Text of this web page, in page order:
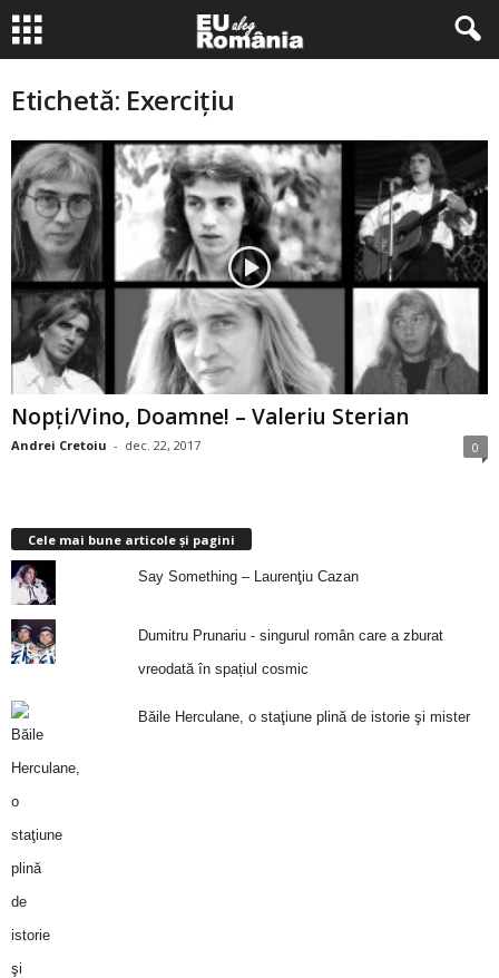
Etichetă: Exerciţiu
Nopţi/Vino, Doamne! – Valeriu Sterian
Andrei Cretoiu - dec. 22, 2017 0
Cele mai bune articole și pagini
Say Something – Laurenţiu Cazan
Dumitru Prunariu - singurul român care a zburat
vreodată în spațiul cosmic
Băile Herculane, o staţiune plină de istorie şi mister